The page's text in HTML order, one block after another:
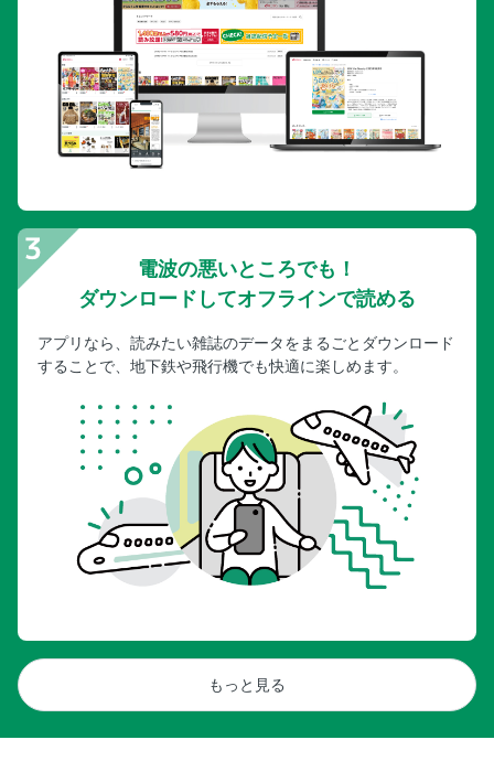
電波の悪いところでも！
ダウンロードしてオフラインで読める
アプリなら、読みたい雑誌のデータをまるごとダウンロード
することで、地下鉄や飛行機でも快適に楽しめます。
もっと見る